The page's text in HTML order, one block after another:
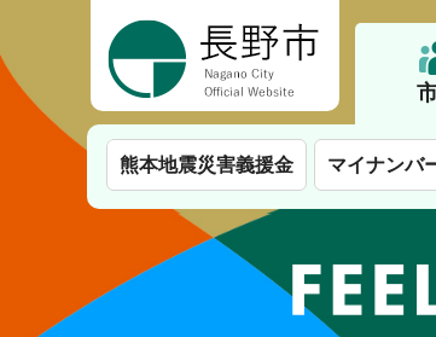
熊本地震災害義援金 マイナンバ